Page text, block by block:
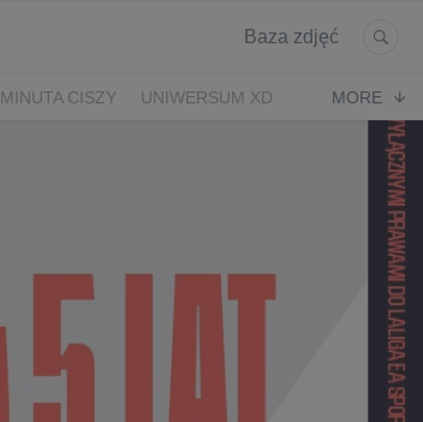
Baza zdjęć
MINUTA CISZY
UNIWERSUM XD
MORE